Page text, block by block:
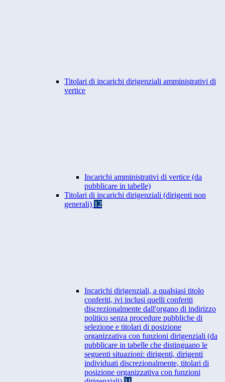
Titolari di incarichi dirigenziali amministrativi di
vertice
Incarichi amministrativi di vertice (da
pubblicare in tabelle)
Titolari di incarichi dirigenziali (dirigenti non
generali) 12
Incarichi dirigenziali, a qualsiasi titolo
conferiti, ivi inclusi quelli conferiti
discrezionalmente dall'organo di indirizzo
politico senza procedure pubbliche di
selezione e titolari di posizione
organizzativa con funzioni dirigenziali (da
pubblicare in tabelle che distinguano le
seguenti situazioni: dirigenti, dirigenti
individuati discrezionalmente, titolari di
posizione organizzativa con funzioni